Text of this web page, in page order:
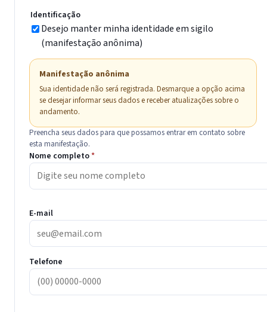
Identificação
Desejo manter minha identidade em sigilo
(manifestação anônima)
Manifestação anônima
Sua identidade não será registrada. Desmarque a opção acima
se desejar informar seus dados e receber atualizações sobre o
andamento.
Preencha seus dados para que possamos entrar em contato sobre
esta manifestação.
Nome completo*
E-mail
Telefone